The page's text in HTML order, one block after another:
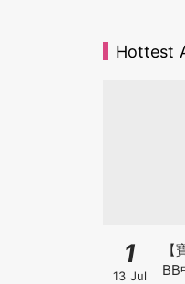
Hottest
1
13 Jul
BB